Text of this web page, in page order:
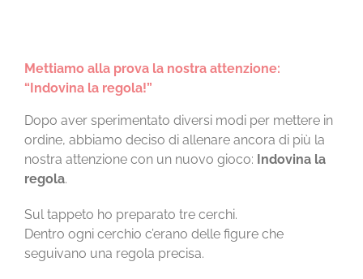
Mettiamo alla prova la nostra attenzione:
“Indovina la regola!”
Dopo aver sperimentato diversi modi per mettere in
ordine, abbiamo deciso di allenare ancora di più la
nostra attenzione con un nuovo gioco: Indovina la
regola.
Sul tappeto ho preparato tre cerchi.
Dentro ogni cerchio c’erano delle figure che
seguivano una regola precisa.